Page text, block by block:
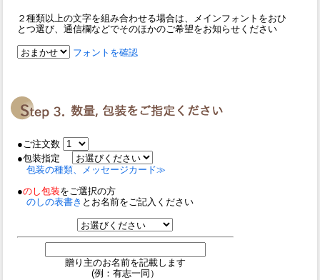
２種類以上の文字を組み合わせる場合は、メインフォントをおひ
とつ選び、通信欄などでそのほかのご希望をお知らせください
フォントを確認
●ご注文数
●包装指定
包装の種類、メッセージカード≫
●のし包装をご選択の方
のしの表書き とお名前をご記入ください
贈り主のお名前を記載します
(例：有志一同）